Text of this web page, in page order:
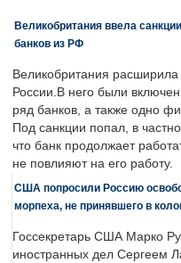
Великобритания ввела
банков из РФ
Великобритания
России.В него были
ряд банков, а также одно
Под санкции попал, в
что банк продолжает
не повлияют на его работу.
США попросили Россию
морпеха, не принявшего в
Госсекретарь США Марко
иностранных дел Сергеем